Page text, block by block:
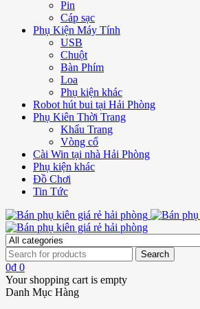
Pin
Cáp sạc
Phụ Kiện Máy Tính
USB
Chuột
Bàn Phím
Loa
Phụ kiện khác
Robot hút bui tại Hải Phòng
Phụ Kiên Thời Trang
Khẩu Trang
Vòng cổ
Cài Win tại nhà Hải Phòng
Phụ kiện khác
Đồ Chơi
Tin Tức
0₫ 0
Your shopping cart is empty
Danh Mục Hàng